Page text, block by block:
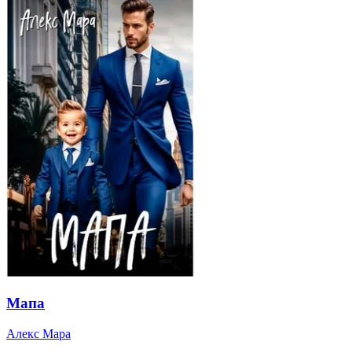
Мапа
Алекс Мара